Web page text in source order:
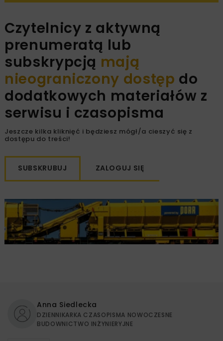
Czytelnicy z aktywną
prenumeratą lub
subskrypcją mają
nieograniczony dostęp do
dodatkowych materiałów z
serwisu i czasopisma
Jeszcze kilka kliknięć i będziesz mógł/a cieszyć się z
dostępu do treści!
SUBSKRUBUJ ZALOGUJ SIĘ
Anna Siedlecka
DZIENNIKARKA CZASOPISMA NOWOCZESNE
BUDOWNICTWO INŻYNIERYJNE